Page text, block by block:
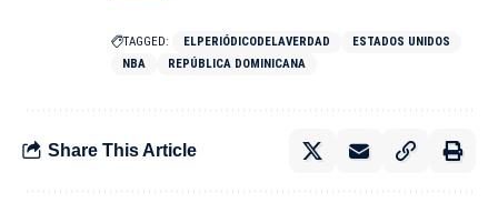
TAGGED: ELPERIÓDICODELAVERDAD
ESTADOS UNIDOS
NBA
REPÚBLICA DOMINICANA
Share This Article